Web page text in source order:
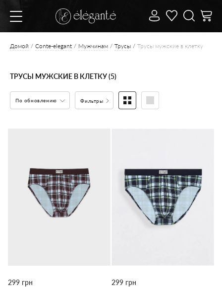
Домой Conte-elegant Мужчинам Трусы Трусы мужские в клетку
ТРУСЫ МУЖСКИЕ В КЛЕТКУ (5)
По обновлению Фильтры
299 грн 299 грн